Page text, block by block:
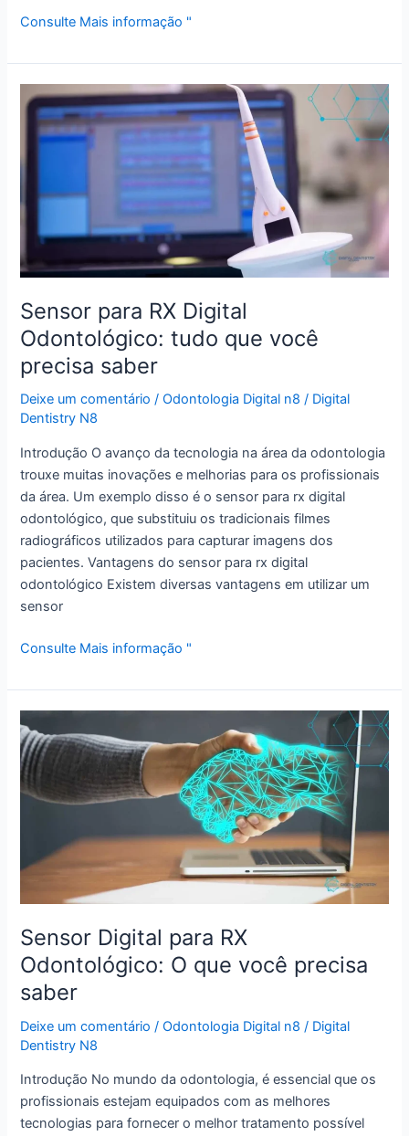
Consulte Mais informação "
Sensor para RX Digital
Odontológico: tudo que você
precisa saber
Deixe um comentário /Odontologia Digital n8 / Digital
Dentistry N8
Introdução O avanço da tecnologia na área da odontologia
trouxe muitas inovações e melhorias para os profissionais
da área. Um exemplo disso é o sensor para rx digital
odontológico, que substituiu os tradicionais filmes
radiográficos utilizados para capturar imagens dos
pacientes. Vantagens do sensor para rx digital
odontológico Existem diversas vantagens em utilizar um
sensor
Sensor
para
Digital
tudo
que
você
precisa
Consulte Mais informação "
Sensor Digital para RX
Odontológico: O que você precisa
saber
Deixe um comentário /Odontologia Digital n8 / Digital
Dentistry N8
Introdução No mundo da odontologia, é essencial que os
profissionais estejam equipados com as melhores
tecnologias para fornecer o melhor tratamento possível
Sensor
Digital
para
RX
Odontológico:
você
precisa